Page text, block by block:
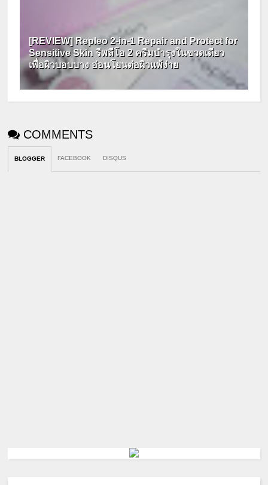
[REVIEW] Repleo 2-in-1 Repair and Protect for
Sensitive Skin รีพลีโอ 2 ครีมบำรุงในขวดเดียว
เพื่อผิวบอบบาง อ่อนโยนต่อผิวแพ้ง่าย
COMMENTS
BLOGGER FACEBOOK DISQUS